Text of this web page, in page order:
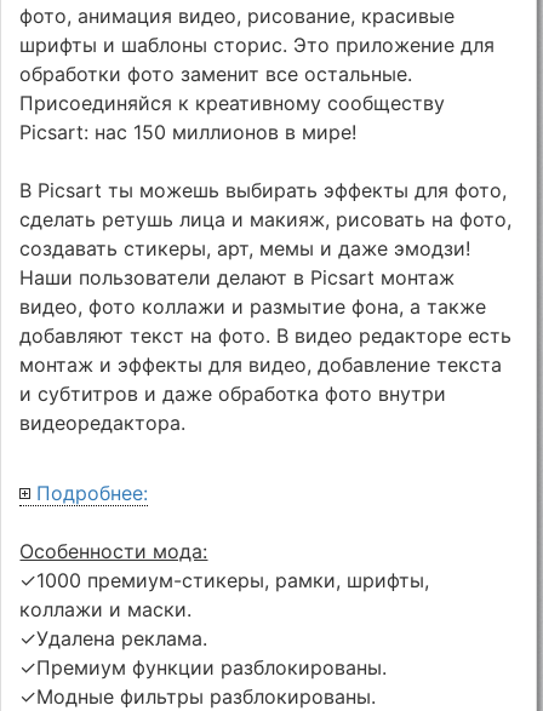
фото, анимация видео, рисование, красивые
шрифты и шаблоны сторис. Это приложение для
обработки фото заменит все остальные.
Присоединяйся к креативному сообществу
Picsart: нас 150 миллионов в мире!
В Picsart ты можешь выбирать эффекты для фото,
сделать ретушь лица и макияж, рисовать на фото,
создавать стикеры, арт, мемы и даже эмодзи!
Наши пользователи делают в Picsart монтаж
видео, фото коллажи и размытие фона, а также
добавляют текст на фото. В видео редакторе есть
монтаж и эффекты для видео, добавление текста
и субтитров и даже обработка фото внутри
видеоредактора.
Подробнее:
Особенности мода:
✓1000 премиум-стикеры, рамки, шрифты,
коллажи и маски.
✓Удалена реклама.
✓Премиум функции разблокированы.
✓Модные фильтры разблокированы.